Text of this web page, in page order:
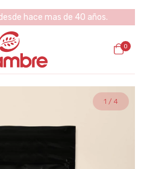
hace mas de 40 años.
0
1 / 4